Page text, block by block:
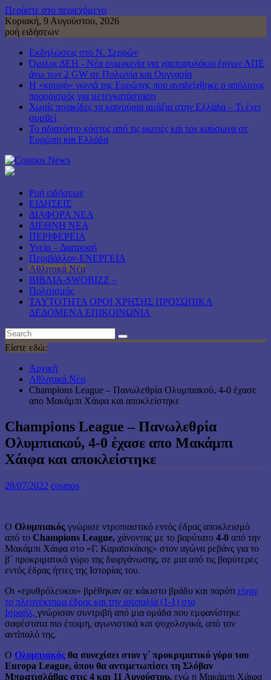
Περάστε στο περιεχόμενο
Κυριακή, 9 Αυγούστου, 2026
ροή ειδήσεων
Εκδηλώσεις στο Ν. Σερρών
Όμιλος ΔΕΗ - Νέα συμφωνία για χαρτοφυλάκιο έργων ΑΠΕ
άνω των 2 GW σε Πολωνία και Ουγγαρία
Η «κρυφή» γωνιά της Ευρώπης που αναδείχθηκε ο απόλυτος
προορισμός για μετεγκατάσταση
Χωρίς πινακίδες τα καινούρια αμάξια στην Ελλάδα – Τι έχει
συμβεί
Το αδιανόητο κόστος από τις φωτιές και τον καύσωνα σε
Ευρώπη και Ελλάδα
Ροή ειδήσεων
ΕΙΔΗΣΕΙΣ
ΔΙΑΦΟΡΑ ΝΕΑ
ΔΙΕΘΝΗ ΝΕΑ
ΠΕΡΙΦΕΡΕΙΑ
Υγεία – Διατροφή
Περιβάλλον-ΕΝΕΡΓΕΙΑ
Αθλητικά Νέα
ΒΙΒΛΙΑ-SWOBIZZ –
Πολιτισμός
TAYTOTHTA ΟΡΟΙ ΧΡΗΣΗΣ ΠΡΟΣΩΠΙΚΑ
ΔΕΔΟΜΕΝΑ ΕΠΙΚΟΙΝΩΝΙΑ
Είστε εδώ:
Αρχική
Αθλητικά Νέα
Champions League – Πανωλεθρία Ολυμπιακού, 4-0 έχασε
απο Μακάμπι Χάιφα και αποκλείστηκε
Champions League – Πανωλεθρία
Ολυμπιακού, 4-0 έχασε απο Μακάμπι
Χάιφα και αποκλείστηκε
28/07/2022 cosmos
Ο Ολυμπιακός γνώρισε ντροπιαστικό εντός έδρας αποκλεισμό
από το Champions League, χάνοντας με το βαρύτατο 4-0 από την
Μακάμπι Χάιφα στο «Γ. Καραϊσκάκης» στον αγώνα ρεβάνς για το
β΄ προκριματικό γύρο της διοργάνωσης, σε μια από τις βαρύτερες
εντός έδρας ήττες της Ιστορίας του.
Οι «ερυθρόλευκοι» βρέθηκαν σε κάκιστο βράδυ και παρότι είχαν
το πλεονέκτημα έδρας και την ισοπαλία (1-1) στο
Ισραήλ, γνώρισαν συντριβή από μια ομάδα που εμφανίστηκε
σαφέστατα πιο έτοιμη, αγωνιστικά και ψυχολογικά, από τον
αντίπαλό της.
Ο Ολυμπιακός θα συνεχίσει στον γ΄ προκριματικό γύρο του
Europa League, όπου θα αντιμετωπίσει τη Σλόβαν
Μπρατισλάβας στις 4 και 11 Αυγούστου, ενώ η Μακάμπι Χάιφα